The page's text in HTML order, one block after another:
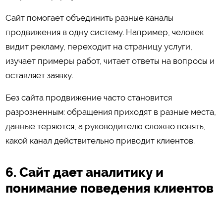
Сайт помогает объединить разные каналы
продвижения в одну систему. Например, человек
видит рекламу, переходит на страницу услуги,
изучает примеры работ, читает ответы на вопросы и
оставляет заявку.
Без сайта продвижение часто становится
разрозненным: обращения приходят в разные места,
данные теряются, а руководителю сложно понять,
какой канал действительно приводит клиентов.
6. Сайт дает аналитику и
понимание поведения клиентов